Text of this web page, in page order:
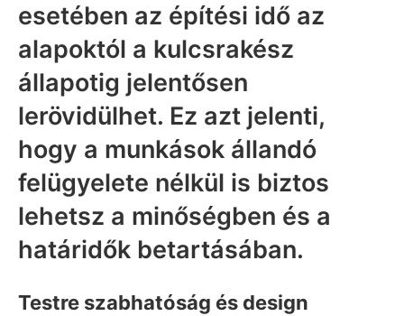
esetében az építési idő az
alapoktól a kulcsrakész
állapotig jelentősen
lerövidülhet. Ez azt jelenti,
hogy a munkások állandó
felügyelete nélkül is biztos
lehetsz a minőségben és a
határidők betartásában.
Testre szabhatóság és design